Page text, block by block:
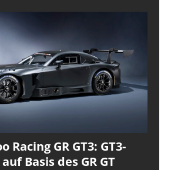
Racing GR GT3: GT3-
Basis des GR GT